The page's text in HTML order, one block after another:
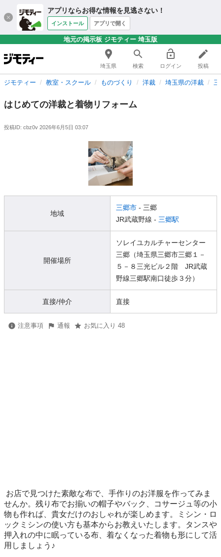
アプリならお得な情報を見逃さない！
インストール アプリで開く
地元の掲示板 ジモティー 埼玉版
埼玉県 検索 ログイン 投稿
ジモティー 教室・スクール ものづくり 洋裁 埼玉県の洋裁
はじめての洋裁と着物リフォーム
投稿ID: cbz0v 2026年6月5日 03:07
地域
三郷市 - 三郷
JR武蔵野線 - 三郷駅
開催場所
ソレイユカルチャーセンター
三郷（埼玉県三郷市三郷１－
５－８三光ビル２階 JR武蔵
野線三郷駅南口徒歩３分）
直接/仲介 直接
注意事項 通報 お気に入り 48
せんか。残り布でお揃いの帽子やバック、コサージュ等の小
物も作れば、貴女だけのおしゃれが楽しめます。ミシン・ロ
ックミシンの使い方も基本からお教えいたします。タンスや
押入れの中に眠っている布、着なくなった着物も形にして活
用しましょう♪